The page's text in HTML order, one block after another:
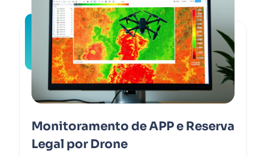
Monitoramento de APP e Reserva
Legal por Drone